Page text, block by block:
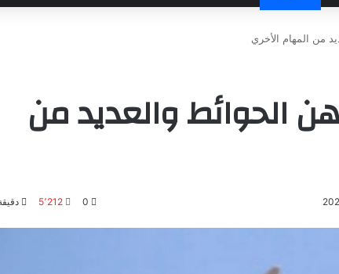
من المهام الأخري
الحوائط والعديد من
0 5٬212